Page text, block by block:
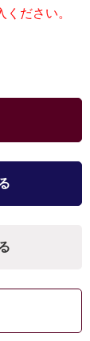
ださい。